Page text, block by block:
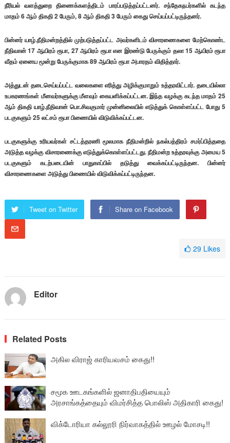
நீரியல் வளத்துறை திணைக்களத்திடம் பாரப்படுத்தப்பட்டனர். சந்தேகநபர்களில் கடந்த
மாதம் 6 ஆம் திகதி 2 பேரும், 8 ஆம் திகதி 3 பேரும் கைது செய்யப்பட்டிருந்தனர்.
பின்னர் யாழ்.நீதிமன்றத்தில் முற்படுத்தப்பட்ட அவர்களிடம் விசாரணைகளை மேற்கொண்ட
நீதிவான் 17 ஆயிரம் ரூபா, 27 ஆயிரம் ரூபா என இரண்டு பேருக்கும் தலா 15 ஆயிரம் ரூபா
வீதம் ஏனைய மூன்று பேருக்குமாக 89 ஆயிரம் ரூபா அபாரதம் விதித்தார்.
அத்துடன் தடைசெய்யப்பட்ட வலைகளை எரித்து அழிக்குமாறும் உத்தரவிட்டார். தடையில்லா
உபகரணங்கள் மீனவர்களுக்கு மீளவும் கையளிக்கப்பட்டன. இந்த வழக்கு கடந்த மாதம் 25
ஆம் திகதி யாழ்.நீதிவான் பொ.சிவகுமார் முன்னிலையில் எடுத்துக் கொள்ளப்பட்ட போது 5
படகுகளும் 25 லட்சம் ரூபா பிணையில் விடுவிக்கப்பட்டன.
படகுகளுக்கு உரியவர்கள் சட்டத்தரணி மூலமாக நீதிமன்றில் நகல்பத்திரம் சமர்ப்பித்ததை
அடுத்த வழக்கு விசாரணைக்கு எடுத்துக்கொள்ளப்பட்டது. நீதிமன்ற உத்தரவுக்கு அமைய 5
படகுகளும் கடற்படையின் பாதுகாப்பில் தடுத்து வைக்கப்பட்டிருந்தன. பின்னர்
விசாரணைகளை அடுத்து பிணையில் விடுவிக்கப்பட்டிருந்தன.
Tweet on Twitter Share on Facebook
29 Likes
Editor
Related Posts
அகில விராஜ் காரியவசம் கைது!!
சமூக ஊடகங்களில் ஜனாதிபதியையும்
அரசாங்கத்தையும் விமர்சித்த பொலிஸ் அதிகாரி கைது!
விக்டோரியா கல்லூரி நிர்வாகத்தில் ஊழல் மோசடி!!